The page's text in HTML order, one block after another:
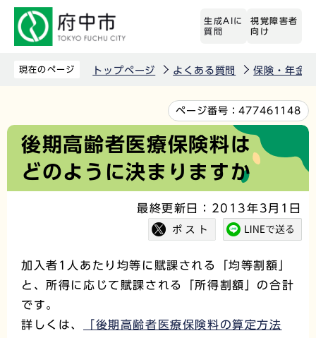
先
生成AIに
質問
視覚障害者
向け
現在のページ トップページ よくある質問 保険・年金
文
か
ページ番号：477461148
後期高齢者医療保険料は
どのように決まりますか
最終更新日：2013年3月1日
加入者1人あたり均等に賦課される「均等割額」
と、所得に応じて賦課される「所得割額」の合計
です。
詳しくは、
「後期高齢者医療保険料の算定方法